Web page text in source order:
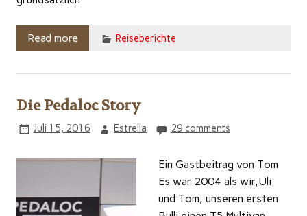
Read more Reiseberichte
Die Pedaloc Story
Juli 15, 2016 Estrella 29 comments
Ein Gastbeitrag von Tom
Es war 2004 als wir,Uli
und Tom, unseren ersten